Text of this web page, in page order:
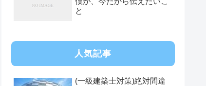
と
人気記事
(一級建築士対策)絶対間違